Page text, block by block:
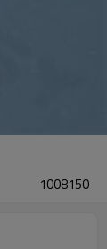
1008150